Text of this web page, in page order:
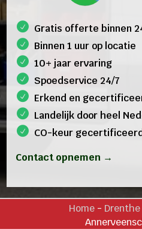
Gratis offerte binnen
Binnen 1 uur op locatie
10+ jaar ervaring
Spoedservice 24/7
Erkend en
Landelijk door heel
CO-keur
Contact opnemen →
Home - Drenthe